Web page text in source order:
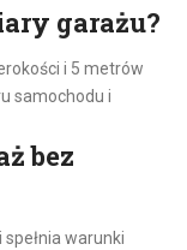
garażu?
i 5 metrów
samochodu i
bez
warunki